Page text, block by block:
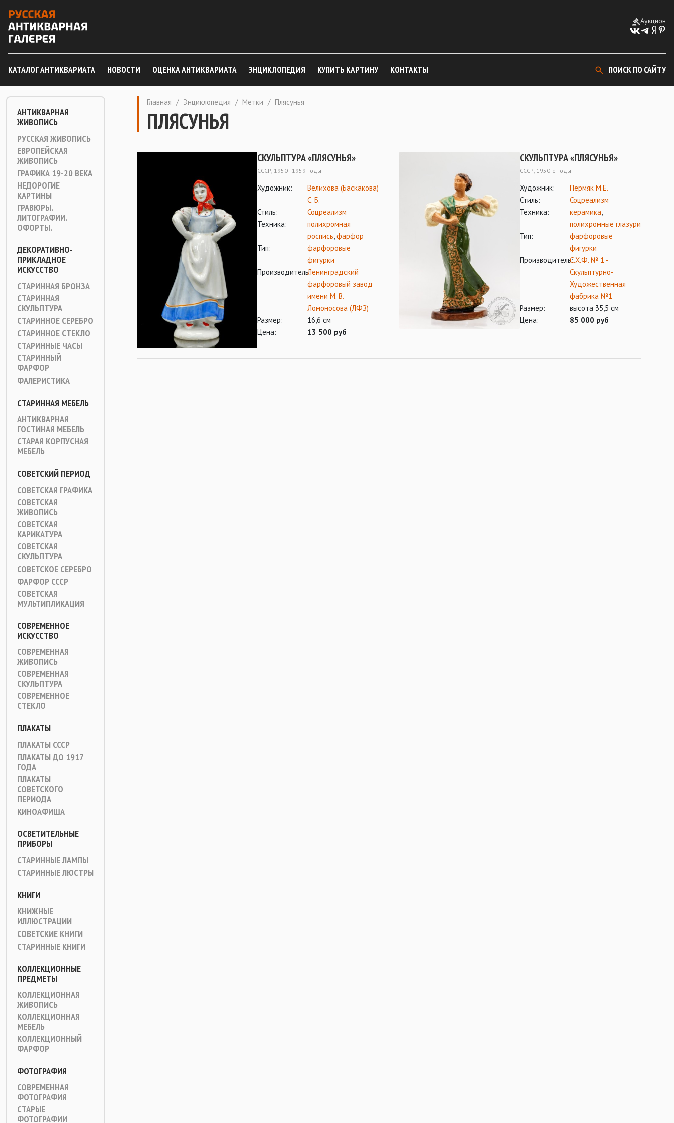
Аукцион
КАТАЛОГ АНТИКВАРИАТА НОВОСТИ ОЦЕНКА АНТИКВАРИАТА ЭНЦИКЛОПЕДИЯ КУПИТЬ КАРТИНУ КОНТАКТЫ ПОИСК ПО САЙТУ
АНТИКВАРНАЯ
ЖИВОПИСЬ
РУССКАЯ ЖИВОПИСЬ
ЕВРОПЕЙСКАЯ
ЖИВОПИСЬ
ГРАФИКА 19-20 ВЕКА
НЕДОРОГИЕ
КАРТИНЫ
ГРАВЮРЫ.
ЛИТОГРАФИИ.
ОФОРТЫ.
ДЕКОРАТИВНО-
ПРИКЛАДНОЕ
ИСКУССТВО
СТАРИННАЯ БРОНЗА
СТАРИННАЯ
СКУЛЬПТУРА
СТАРИННОЕ СЕРЕБРО
СТАРИННОЕ СТЕКЛО
СТАРИННЫЕ ЧАСЫ
СТАРИННЫЙ
ФАРФОР
ФАЛЕРИСТИКА
СТАРИННАЯ МЕБЕЛЬ
АНТИКВАРНАЯ
ГОСТИНАЯ МЕБЕЛЬ
СТАРАЯ КОРПУСНАЯ
МЕБЕЛЬ
СОВЕТСКИЙ ПЕРИОД
СОВЕТСКАЯ ГРАФИКА
СОВЕТСКАЯ
ЖИВОПИСЬ
СОВЕТСКАЯ
КАРИКАТУРА
СОВЕТСКАЯ
СКУЛЬПТУРА
СОВЕТСКОЕ СЕРЕБРО
ФАРФОР СССР
СОВЕТСКАЯ
МУЛЬТИПЛИКАЦИЯ
СОВРЕМЕННОЕ
ИСКУССТВО
СОВРЕМЕННАЯ
ЖИВОПИСЬ
СОВРЕМЕННАЯ
СКУЛЬПТУРА
СОВРЕМЕННОЕ
СТЕКЛО
ПЛАКАТЫ
ПЛАКАТЫ СССР
ПЛАКАТЫ ДО 1917
ГОДА
ПЛАКАТЫ
СОВЕТСКОГО
ПЕРИОДА
КИНОАФИША
ОСВЕТИТЕЛЬНЫЕ
ПРИБОРЫ
СТАРИННЫЕ ЛАМПЫ
СТАРИННЫЕ ЛЮСТРЫ
КНИГИ
КНИЖНЫЕ
ИЛЛЮСТРАЦИИ
СОВЕТСКИЕ КНИГИ
СТАРИННЫЕ КНИГИ
КОЛЛЕКЦИОННЫЕ
ПРЕДМЕТЫ
КОЛЛЕКЦИОННАЯ
ЖИВОПИСЬ
КОЛЛЕКЦИОННАЯ
МЕБЕЛЬ
КОЛЛЕКЦИОННЫЙ
ФАРФОР
ФОТОГРАФИЯ
СОВРЕМЕННАЯ
ФОТОГРАФИЯ
СТАРЫЕ
ФОТОГРАФИИ
Главная / Энциклопедия / Метки / Плясунья
ПЛЯСУНЬЯ
СКУЛЬПТУРА «ПЛЯСУНЬЯ»
СССР, 1950 - 1959 годы
Художник:
Велихова (Баскакова)
С. Б.
Стиль:
Соцреализм
Техника:
полихромная
роспись,фарфор
Тип:
фарфоровые
фигурки
Производитель:Ленинградский
фарфоровый завод
имени М. В.
Ломоносова (ЛФЗ)
Размер:
16,6 см
Цена:
13 500 руб
СКУЛЬПТУРА «ПЛЯСУНЬЯ»
СССР, 1950-е годы
Художник:
Пермяк М.Е.
Стиль:
Соцреализм
Техника:
керамика,
полихромные глазури
Тип:
фарфоровые
фигурки
Производитель:С.Х.Ф. № 1 -
Скульптурно-
Художественная
фабрика №1
Размер:
высота 35,5 см
Цена:
85 000 руб